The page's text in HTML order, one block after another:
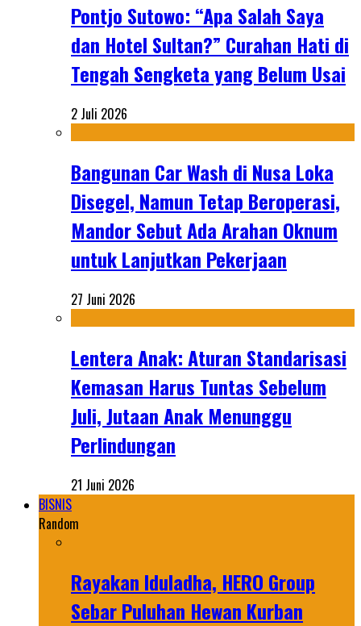
Pontjo Sutowo: “Apa Salah Saya
dan Hotel Sultan?” Curahan Hati di
Tengah Sengketa yang Belum Usai
2 Juli 2026
Bangunan Car Wash di Nusa Loka
Disegel, Namun Tetap Beroperasi,
Mandor Sebut Ada Arahan Oknum
untuk Lanjutkan Pekerjaan
27 Juni 2026
Lentera Anak: Aturan Standarisasi
Kemasan Harus Tuntas Sebelum
Juli, Jutaan Anak Menunggu
Perlindungan
21 Juni 2026
BISNIS
Random
Rayakan Iduladha, HERO Group
Sebar Puluhan Hewan Kurban